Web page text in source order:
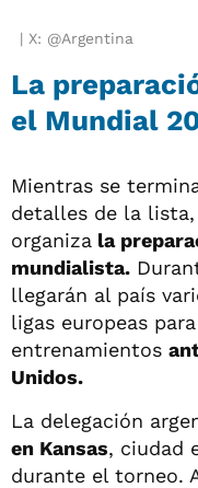
X: @Argentina
La
el Mundial
Mientras se
detalles de la
organiza la
mundialista.
llegarán al país
ligas europeas
entrenamientos
Unidos.
La delegación
en Kansas, ciudad
durante el torneo.